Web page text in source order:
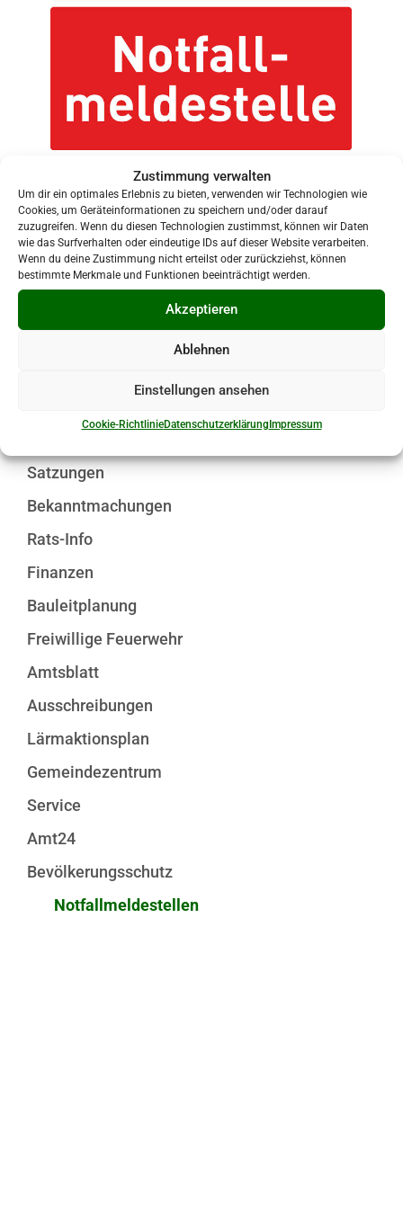
Zustimmung verwalten
Um dir ein optimales Erlebnis zu bieten, verwenden wir Technologien wie
Cookies, um Geräteinformationen zu speichern und/oder darauf
zuzugreifen. Wenn du diesen Technologien zustimmst, können wir Daten
wie das Surfverhalten oder eindeutige IDs auf dieser Website verarbeiten.
Wenn du deine Zustimmung nicht erteilst oder zurückziehst, können
bestimmte Merkmale und Funktionen beeinträchtigt werden.
Akzeptieren
Ablehnen
Einstellungen ansehen
Cookie-RichtlinieDatenschutzerklärungImpressum
Hinweisschild einer Notfallmeldestelle
Bürgerservice
Satzungen
Bekanntmachungen
Rats-Info
Finanzen
Bauleitplanung
Freiwillige Feuerwehr
Amtsblatt
Ausschreibungen
Lärmaktionsplan
Gemeindezentrum
Service
Amt24
Bevölkerungsschutz
Notfallmeldestellen